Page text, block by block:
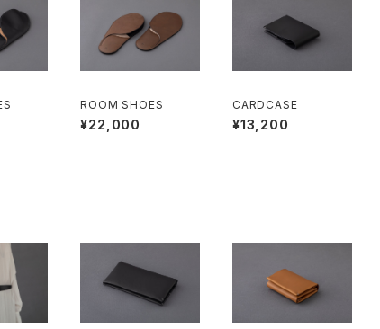
ROOM SHOES
¥22,000
CARDCASE
¥13,200